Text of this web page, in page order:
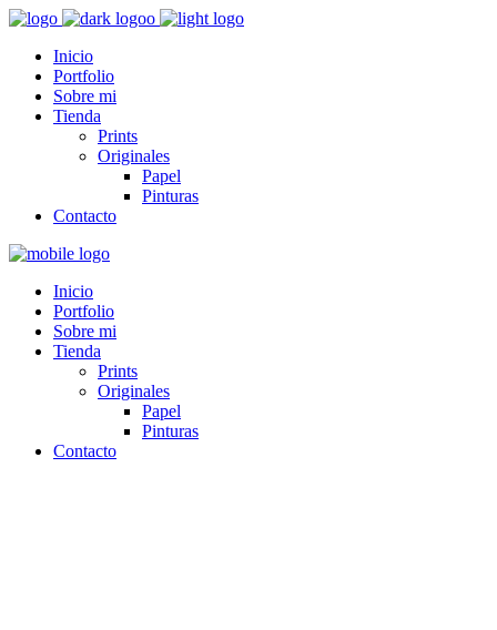
Inicio
Portfolio
Sobre mi
Tienda
Prints
Originales
Papel
Pinturas
Contacto
Inicio
Portfolio
Sobre mi
Tienda
Prints
Originales
Papel
Pinturas
Contacto